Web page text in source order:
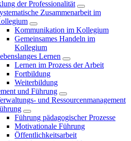
der Professionalität
Zusammenarbeit im
Kommunikation im Kollegium
Gemeinsames Handeln im
Kollegium
Lernen
Lernen im Prozess der Arbeit
Fortbildung
Weiterbildung
und Führung
und Ressourcenmanagement
Führung pädagogischer Prozesse
Motivationale Führung
Öffentlichkeitsarbeit